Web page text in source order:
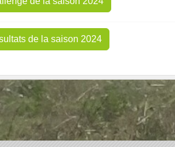
de la saison 2024